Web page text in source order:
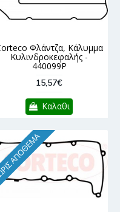
Φλάντζα, Κάλυμμα
Κυλινδροκεφαλής -
440099P
15,57€
Καλαθι
ΑΠΌΘΕΜΑ